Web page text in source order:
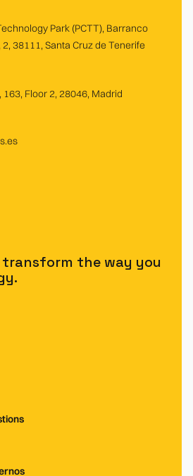
Park (PCTT), Barranco
38111, Santa Cruz de Tenerife
Floor 2, 28046, Madrid
transform the way you